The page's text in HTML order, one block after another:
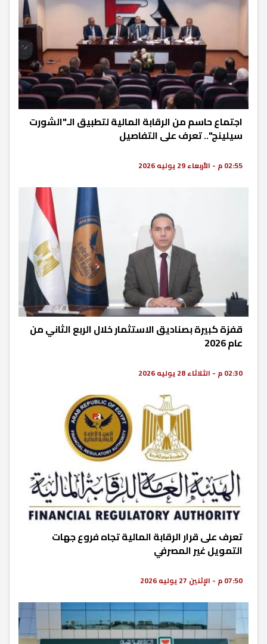
اجتماع حاسم من الرقابة المالية لتطبيق الـ"الشورت
سيلينج".. تعرف على التفاصيل
02:55 م - الأربعاء 29 يوليه 2026
قفزة كبيرة بصناديق الاستثمار خلال الربع الثاني من
عام 2026
02:30 م - الثلاثاء 28 يوليه 2026
تعرف على قرار الرقابة المالية تجاه فروع جهات
التمويل غير المصرفي
07:50 م - الإثنين 27 يوليه 2026